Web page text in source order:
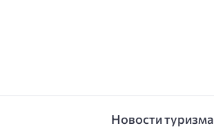
Новости туризма